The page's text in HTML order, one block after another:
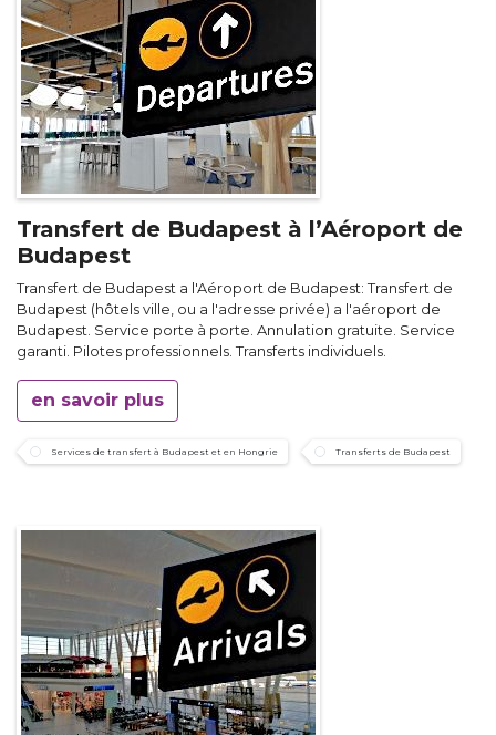
Transfert de Budapest à l’Aéroport de
Budapest
Transfert de Budapest a l'Aéroport de Budapest: Transfert de
Budapest (hôtels ville, ou a l'adresse privée) a l'aéroport de
Budapest. Service porte à porte. Annulation gratuite. Service
garanti. Pilotes professionnels. Transferts individuels.
en savoir plus
Services de transfert à Budapest et en Hongrie Transferts de Budapest